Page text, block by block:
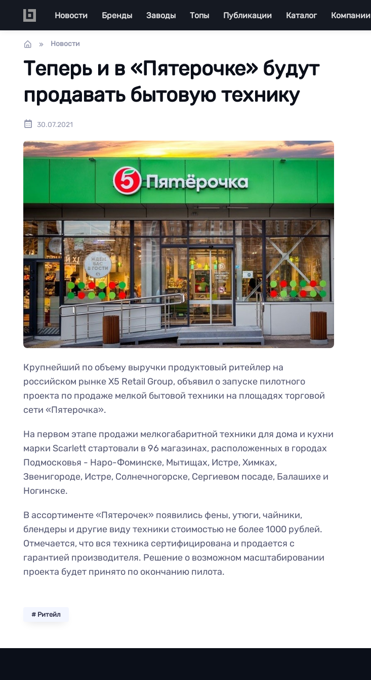
Main navigation
Новости Бренды Заводы Топы Публикации Каталог Компании
Новости
Теперь и в «Пятерочке» будут
продавать бытовую технику
30.07.2021
Крупнейший по объему выручки продуктовый ритейлер на
российском рынке X5 Retail Group, объявил о запуске пилотного
проекта по продаже мелкой бытовой техники на площадях торговой
сети «Пятерочка».
На первом этапе продажи мелкогабаритной техники для дома и кухни
марки Scarlett стартовали в 96 магазинах, расположенных в городах
Подмосковья - Наро-Фоминске, Мытищах, Истре, Химках,
Звенигороде, Истре, Солнечногорске, Сергиевом посаде, Балашихе и
Ногинске.
В ассортименте «Пятерочек» появились фены, утюги, чайники,
блендеры и другие виду техники стоимостью не более 1000 рублей.
Отмечается, что вся техника сертифицирована и продается с
гарантией производителя. Решение о возможном масштабировании
проекта будет принято по окончанию пилота.
# Ритейл